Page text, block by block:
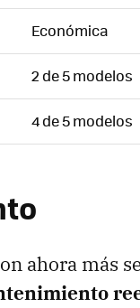
Económica
2 de 5 modelos
4 de 5 modelos
ahora más